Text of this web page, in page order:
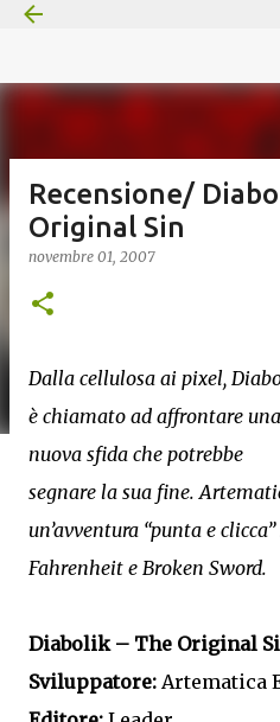
Recensione/
Original Sin
novembre 01, 2007
Dalla cellulosa ai pixel,
è chiamato ad affrontare una
nuova sfida che potrebbe
segnare la sua fine.
un’avventura “punta e
Fahrenheit e Broken Sword.
Diabolik – The Original
Sviluppatore: Artematica